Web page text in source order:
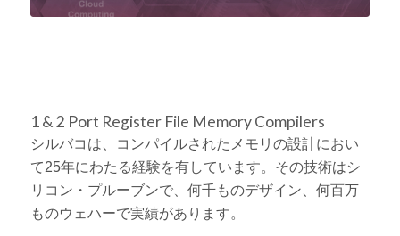
1 & 2 Port Register File Memory Compilers
シルバコは、コンパイルされたメモリの設計におい
て25年にわたる経験を有しています。その技術はシ
リコン・プルーブンで、何千ものデザイン、何百万
ものウェハーで実績があります。